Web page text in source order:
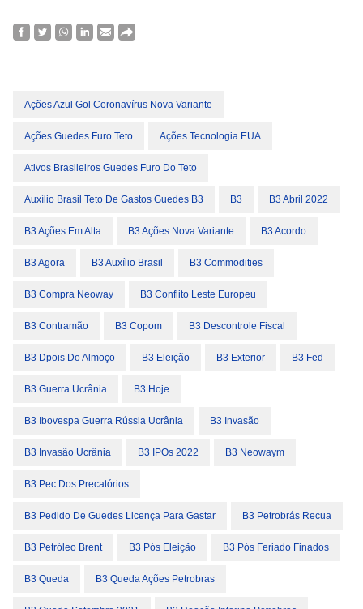
Ações Azul Gol Coronavírus Nova Variante
Ações Guedes Furo Teto Ações Tecnologia EUA
Ativos Brasileiros Guedes Furo Do Teto
Auxílio Brasil Teto De Gastos Guedes B3 B3 B3 Abril 2022
B3 Ações Em Alta B3 Ações Nova Variante B3 Acordo
B3 Agora B3 Auxílio Brasil B3 Commodities
B3 Compra Neoway B3 Conflito Leste Europeu
B3 Contramão B3 Copom B3 Descontrole Fiscal
B3 Dpois Do Almoço B3 Eleição B3 Exterior B3 Fed
B3 Guerra Ucrânia B3 Hoje
B3 Ibovespa Guerra Rússia Ucrânia B3 Invasão
B3 Invasão Ucrânia B3 IPOs 2022 B3 Neowaym
B3 Pec Dos Precatórios
B3 Pedido De Guedes Licença Para Gastar B3 Petrobrás Recua
B3 Petróleo Brent B3 Pós Eleição B3 Pós Feriado Finados
B3 Queda B3 Queda Ações Petrobras